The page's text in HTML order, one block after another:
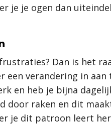
je je ogen dan
Dan is het
verandering in aan
en heb je bijna
door raken en dit
je dit patroon leert